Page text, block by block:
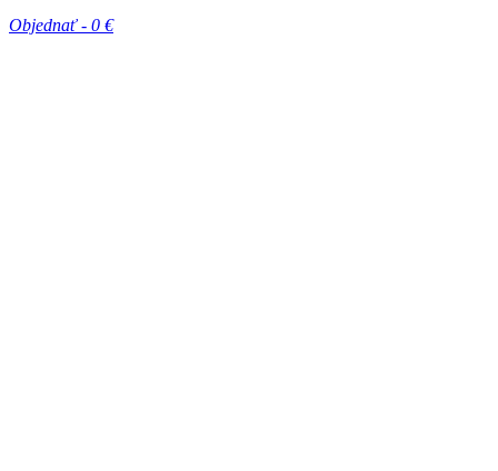
Objednať - 0 €